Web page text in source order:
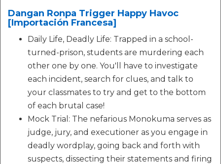
Dangan Ronpa Trigger Happy Havoc
[Importación Francesa]
Daily Life, Deadly Life: Trapped in a school-
turned-prison, students are murdering each
other one by one. You'll have to investigate
each incident, search for clues, and talk to
your classmates to try and get to the bottom
of each brutal case!
Mock Trial: The nefarious Monokuma serves as
judge, jury, and executioner as you engage in
deadly wordplay, going back and forth with
suspects, dissecting their statements and firing